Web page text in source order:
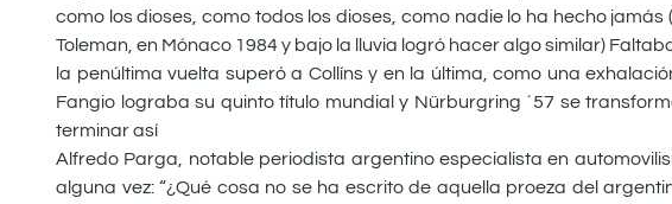
como los dioses, como todos los dioses, como nadie lo ha hecho
Toleman, en Mónaco 1984 y bajo la lluvia logró hacer algo similar)
la penúltima vuelta superó a Collíns y en la última, como una
Fangio lograba su quinto título mundial y Nürburgring ´57 se
terminar así
Alfredo Parga, notable periodista argentino especialista en
alguna vez: “¿Qué cosa no se ha escrito de aquella proeza del